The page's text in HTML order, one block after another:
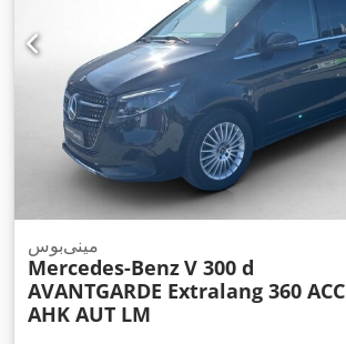
مینی‌بوس
Mercedes-BenzV 300 d
AVANTGARDE Extralang 360 ACC
AHK AUT LM